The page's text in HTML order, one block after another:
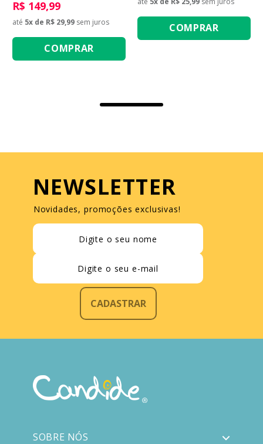
R$ 149,99
até 5x de R$ 29,99 sem juros
COMPRAR
COMPRAR
NEWSLETTER
Novidades, promoções exclusivas!
CADASTRAR
SOBRE NÓS